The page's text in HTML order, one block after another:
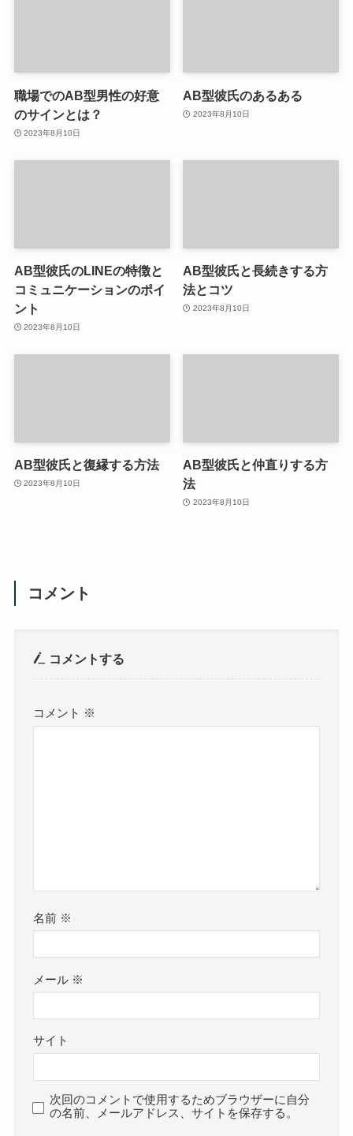
職場でのAB型男性の好意
のサインとは？
2023年8月10日
AB型彼氏のあるある
2023年8月10日
AB型彼氏のLINEの特徴と
コミュニケーションのポイ
ント
2023年8月10日
AB型彼氏と長続きする方
法とコツ
2023年8月10日
AB型彼氏と復縁する方法
2023年8月10日
AB型彼氏と仲直りする方
法
2023年8月10日
コメント
コメントする
コメント ※
名前 ※
メール ※
サイト
次回のコメントで使用するためブラウザーに自分
の名前、メールアドレス、サイトを保存する。